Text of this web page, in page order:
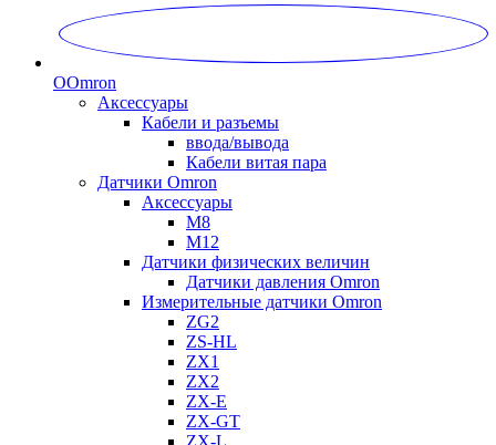
OOmron
Аксессуары
Кабели и разъемы
ввода/вывода
Кабели витая пара
Датчики Omron
Аксессуары
M8
M12
Датчики физических величин
Датчики давления Omron
Измерительные датчики Omron
ZG2
ZS-HL
ZX1
ZX2
ZX-E
ZX-GT
ZX-L